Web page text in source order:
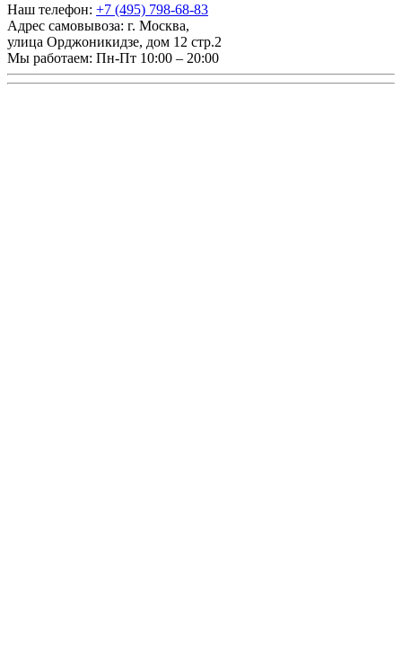
Наш телефон: +7 (495) 798-68-83
Адрес самовывоза: г. Москва,
улица Орджоникидзе, дом 12 стр.2
Мы работаем: Пн-Пт 10:00 – 20:00